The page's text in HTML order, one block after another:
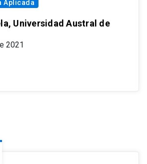
Aplicada
Universidad Austral de
2021